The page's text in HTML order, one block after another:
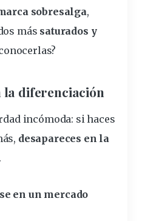
sobresalga,
más saturados y
la diferenciación
incómoda: si haces
desapareces en la
en un mercado